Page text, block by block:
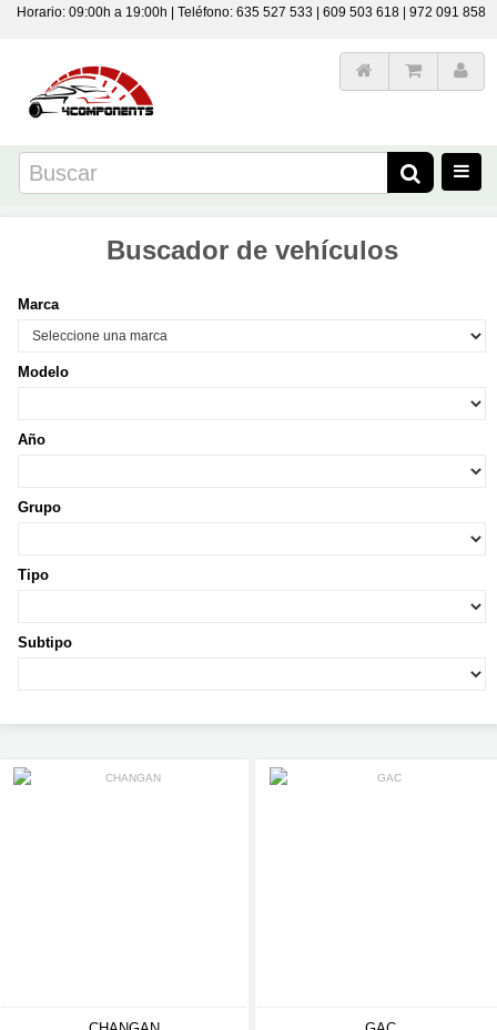
Horario: 09:00h a 19:00h | Teléfono: 635 527 533 | 609 503 618 | 972 091 858
Buscador de vehículos
Marca
Modelo
Año
Grupo
Tipo
Subtipo